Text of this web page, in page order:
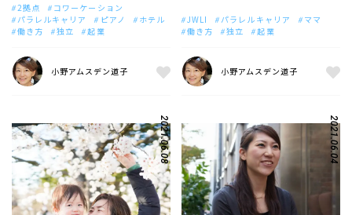
2拠点
コワーケーション
パラレルキャリア
ピアノ
ホテル
働き方
独立 起業
小野アムスデン道子
JWLI パラレルキャリア
ママ
働き方
独立 起業
小野アムスデン道子
2021.06.08 2021.06.04